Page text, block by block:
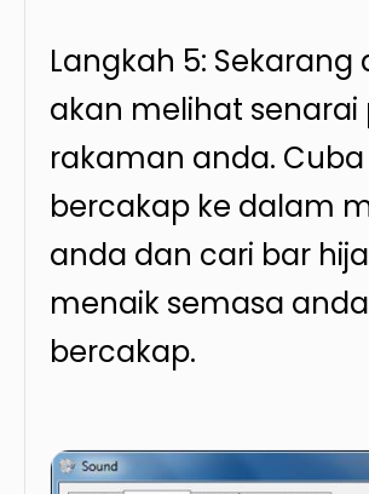
Langkah 5: Sekarang
akan melihat senarai
rakaman anda. Cuba
bercakap ke dalam
anda dan cari bar
menaik semasa anda
bercakap.